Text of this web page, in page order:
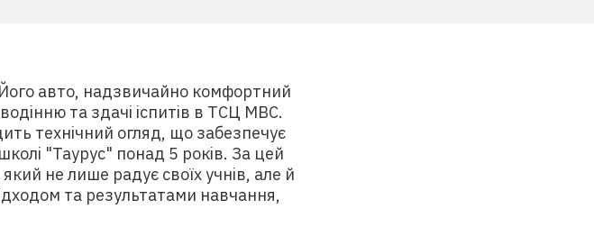
авто, надзвичайно комфортний
та здачі іспитів в ТСЦ МВС.
технічний огляд, що забезпечує
"Таурус" понад 5 років. За цей
не лише радує своїх учнів, але й
та результатами навчання,